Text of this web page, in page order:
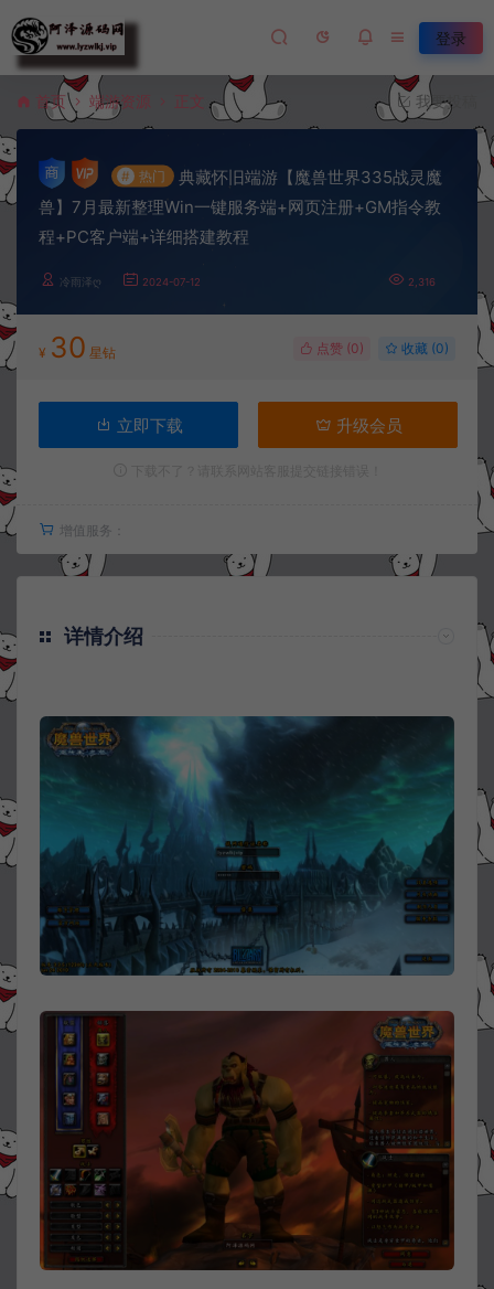
登录
首页 端游资源 正文 我要投稿
# 热门
典藏怀旧端游【魔兽世界335战灵魔
兽】7月最新整理Win一键服务端+网页注册+GM指令教
程+PC客户端+详细搭建教程
冷雨泽ღ 2024-07-12 2,316
¥ 30 星钻 点赞 (0) 收藏 (0)
立即下载 升级会员
增值服务：
详情介绍